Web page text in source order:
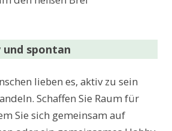
und spontan
lieben es, aktiv zu sein
Schaffen Sie Raum für
Sie sich gemeinsam auf